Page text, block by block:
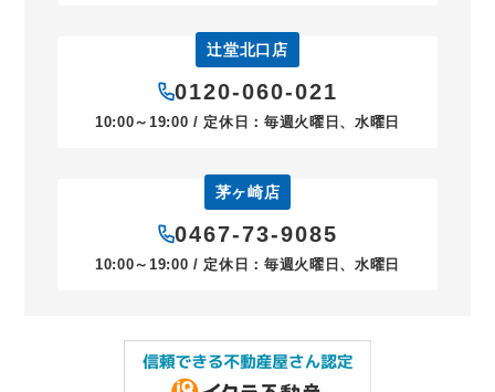
辻堂北口店
0120-060-021
10:00～19:00 / 定休日：毎週火曜日、水曜日
茅ヶ崎店
0467-73-9085
10:00～19:00 / 定休日：毎週火曜日、水曜日